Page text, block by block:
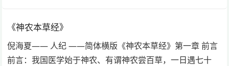
《神农本草经》
倪海夏—— 人纪 ——简体横版《神农本草经》第一章 前言
前言：我国医学始于神农、有谓神农尝百草，一日遇七十